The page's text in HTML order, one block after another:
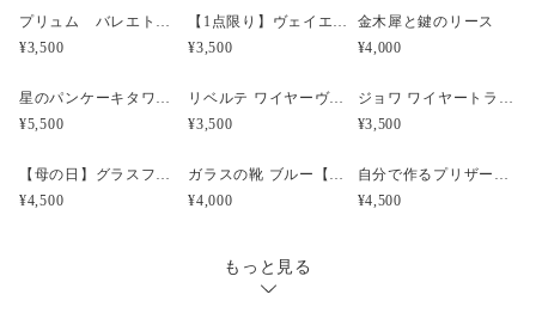
お届け日時等にご指定がある場合は、購入時に備考欄へ
ご記入ください。（ヤマト指定時間）
18時・18時～20時・19時～21時
¥5,000以上のご注文で送料無料
プリュム バレエトゥシューズ プリザーブドフラワーアレンジメント
¥3,500
【1点限り】ヴェイエ 暖炉の前のアップルティーアレンジメント
¥3,500
金木犀と鍵のリース
¥4,000
星のパンケーキタワー風クリスマスツリー プリザーブドフラワーアレンジメント
¥5,500
リベルテ ワイヤーヴァイオリンプリザーブドフラワーアレンジメント ブルー
¥3,500
ジョワ ワイヤートランペット プリザーブドフラワーアレンジメント イエロー
¥3,500
【母の日】グラスフラワーアレンジメント ピンク
¥4,500
ガラスの靴 ブルー【結婚祝い・誕生日・記念日】
¥4,000
自分で作るプリザーブドボックスフラワーアレンジメントキット ピンク
¥4,500
もっと見る